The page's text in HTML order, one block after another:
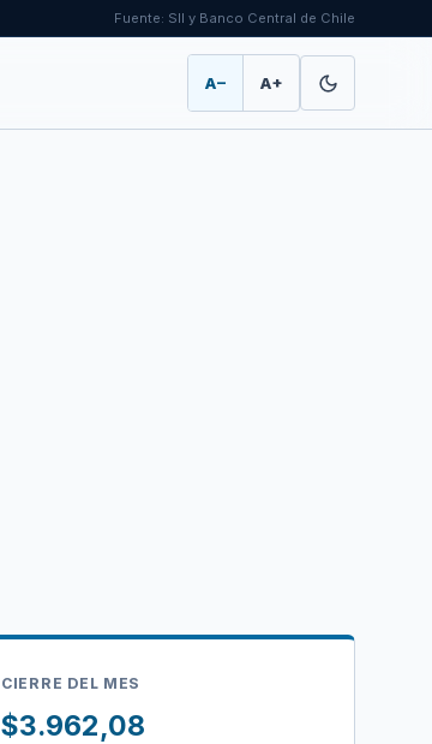
Fuente: SII y Banco Central de Chile
A− A+
CIERRE DEL MES
$3.962,08